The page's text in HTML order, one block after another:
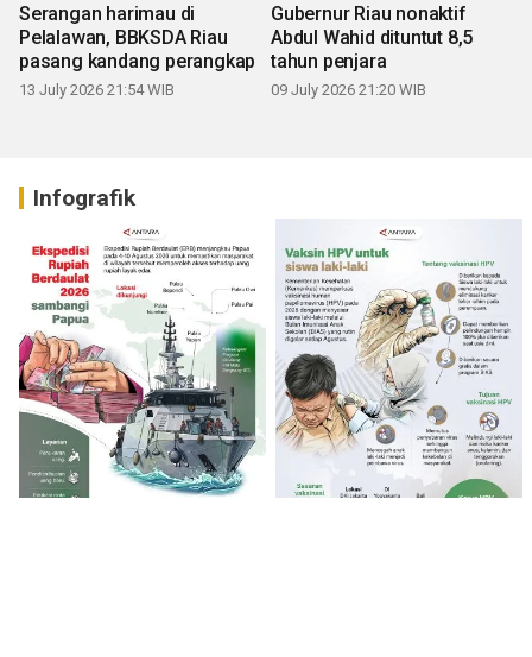
Serangan harimau di
Pelalawan, BBKSDA Riau
pasang kandang perangkap
13 July 2026 21:54 WIB
Gubernur Riau nonaktif
Abdul Wahid dituntut 8,5
tahun penjara
09 July 2026 21:20 WIB
Infografik